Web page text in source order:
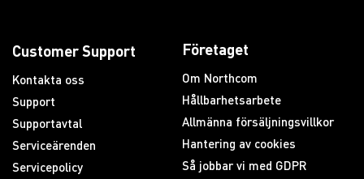
Customer Support
Kontakta oss
Support
Supportavtal
Serviceärenden
Servicepolicy
Företaget
Om Northcom
Hållbarhetsarbete
Allmänna försäljningsvillkor
Hantering av cookies
Så jobbar vi med GDPR